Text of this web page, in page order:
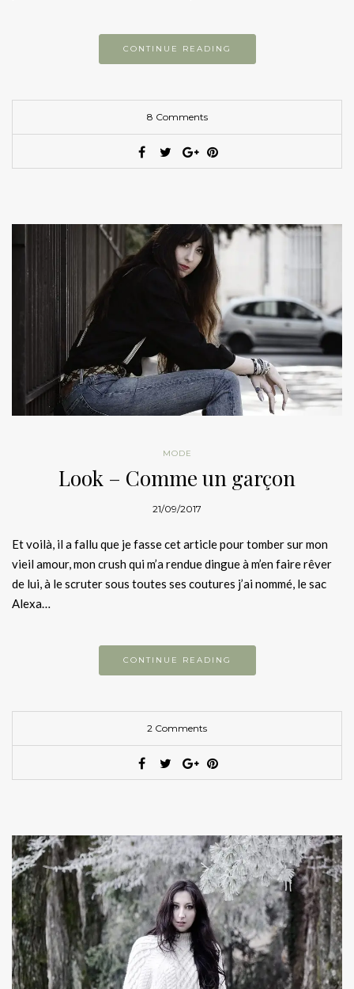
CONTINUE READING
8 Comments
MODE
Look – Comme un garçon
21/09/2017
Et voilà, il a fallu que je fasse cet article pour tomber sur mon
vieil amour, mon crush qui m’a rendue dingue à m’en faire rêver
de lui, à le scruter sous toutes ses coutures j’ai nommé, le sac
Alexa…
CONTINUE READING
2 Comments